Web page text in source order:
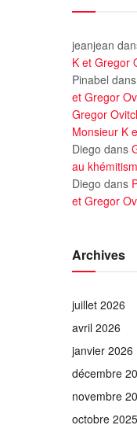
jeanjean
K et Gregor
Pinabel dans
et Gregor
Gregor
Monsieur K
Diego dans
au
Diego dans
et Gregor
Archives
juillet 2026
avril 2026
janvier 2026
décembre
novembre
octobre 2025